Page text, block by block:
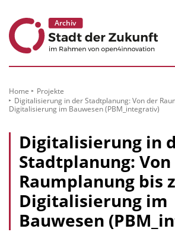
Inhalt
Home
Projekte
Digitalisierung in der Stadtplanung: Von der
Digitalisierung im Bauwesen (PBM_integrativ)
Digitalisierung in
Stadtplanung:
Raumplanung bis
Digitalisierung im
Bauwesen